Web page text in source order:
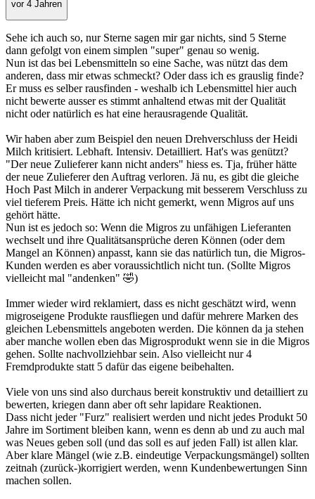
vor 4 Jahren
Sehe ich auch so, nur Sterne sagen mir gar nichts, sind 5 Sterne
dann gefolgt von einem simplen "super" genau so wenig.
Nun ist das bei Lebensmitteln so eine Sache, was nützt das dem
anderen, dass mir etwas schmeckt? Oder dass ich es grauslig finde?
Er muss es selber rausfinden - weshalb ich Lebensmittel hier auch
nicht bewerte ausser es stimmt anhaltend etwas mit der Qualität
nicht oder natürlich es hat eine herausragende Qualität.
Wir haben aber zum Beispiel den neuen Drehverschluss der Heidi
Milch kritisiert. Lebhaft. Intensiv. Detailliert. Hat's was genützt?
"Der neue Zulieferer kann nicht anders" hiess es. Tja, früher hätte
der neue Zulieferer den Auftrag verloren. Jä nu, es gibt die gleiche
Hoch Past Milch in anderer Verpackung mit besserem Verschluss zu
viel tieferem Preis. Hätte ich nicht gemerkt, wenn Migros auf uns
gehört hätte.
Nun ist es jedoch so: Wenn die Migros zu unfähigen Lieferanten
wechselt und ihre Qualitätsansprüche deren Können (oder dem
Mangel an Können) anpasst, kann sie das natürlich tun, die Migros-
Kunden werden es aber voraussichtlich nicht tun. (Sollte Migros
vielleicht mal "andenken" 🤣)
Immer wieder wird reklamiert, dass es nicht geschätzt wird, wenn
migroseigene Produkte rausfliegen und dafür mehrere Marken des
gleichen Lebensmittels angeboten werden. Die können da ja stehen
aber manche wollen eben das Migrosprodukt wenn sie in die Migros
gehen. Sollte nachvollziehbar sein. Also vielleicht nur 4
Fremdprodukte statt 5 dafür das eigene beibehalten.
Viele von uns sind also durchaus bereit konstruktiv und detailliert zu
bewerten, kriegen dann aber oft sehr lapidare Reaktionen.
Dass nicht jeder "Furz" realisiert werden und nicht jedes Produkt 50
Jahre im Sortiment bleiben kann, wenn es denn ab und zu auch mal
was Neues geben soll (und das soll es auf jeden Fall) ist allen klar.
Aber klare Mängel (wie z.B. eindeutige Verpackungsmängel) sollten
zeitnah (zurück-)korrigiert werden, wenn Kundenbewertungen Sinn
machen sollen.